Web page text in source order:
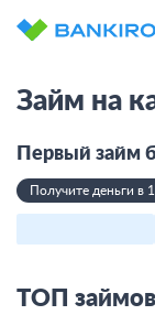
Займ на
Первый займ
Получите деньги в
ТОП займов